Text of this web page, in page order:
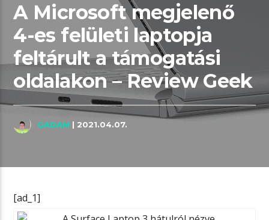
A Microsoft megjelenő
4-es felületi laptopja
feltárult a támogatási
oldalakon – Review Geek
GADAM | 2021.04.07.
[ad_1]